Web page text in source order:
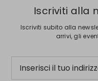
Iscriviti alla
Iscriviti subito alla
arrivi, gli
Inserisci il tuo